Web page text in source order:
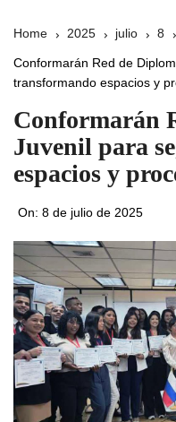
Home 2025 julio 8
Conformarán Red de
transformando espacios y
Conformarán
Juvenil para
espacios y
On: 8 de julio de 2025